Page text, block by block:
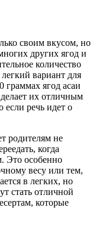
своим вкусом, но
других ягод и
количество
вариант для
граммах ягод асаи
их отличным
речь идет о
родителям не
когда
Это особенно
весу или тем,
в легких, но
стать отличной
которые